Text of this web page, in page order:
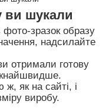
ви шукали
зразок образу
надсилайте
отримали готову
як на сайті, і
виробу.